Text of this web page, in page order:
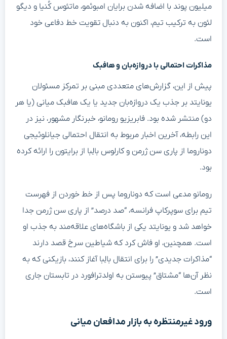
میلیون پوند با اضافه شدن برایان امبوئمو، ماتئوس کُنیا و دیگو
لئون به ترکیب تیم، اکنون به دنبال تقویت خط دفاعی خود
است.
مذاکرات احتمالی با دروازه‌بان و هافبک
پیش از این، گزارش‌های متعددی مبنی بر تمرکز مسئولان
یونایتد بر جذب یک دروازه‌بان جدید یا یک هافبک میانی (یا هر
دو) منتشر شده بود. فابریزیو رومانو، خبرنگار مشهور، نیز در
این رابطه، آخرین اخبار مربوط به انتقال احتمالی جیانلوئیجی
دوناروما از پاری سن ژرمن و کارلوس بالِبا از برایتون را ارائه کرده
بود.
رومانو مدعی است که دوناروما پس از خط خوردن از فهرست
تیم برای سوپرکاپ فرانسه، “صد درصد” از پاری سن ژرمن جدا
خواهد شد و یونایتد یکی از باشگاه‌های علاقه‌مند به جذب او
است. همچنین، او فاش کرد که شیاطین سرخ قصد دارند
“مذاکرات جدیدی” را برای انتقال بالِبا آغاز کنند، بازیکنی که به
نظر آن‌ها “مشتاق” پیوستن به اولدترافورد در تابستان جاری
است.
ورود غیرمنتظره به بازار مدافعان میانی